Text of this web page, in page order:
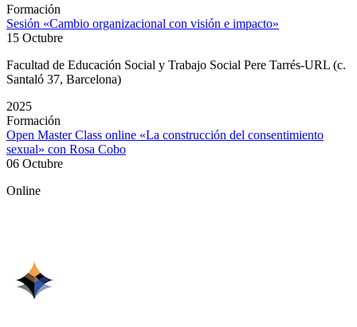
Formación
Sesión «Cambio organizacional con visión e impacto»
15 Octubre
Facultad de Educación Social y Trabajo Social Pere Tarrés-URL (c.
Santaló 37, Barcelona)
2025
Formación
Open Master Class online «La construcción del consentimiento
sexual» con Rosa Cobo
06 Octubre
Online